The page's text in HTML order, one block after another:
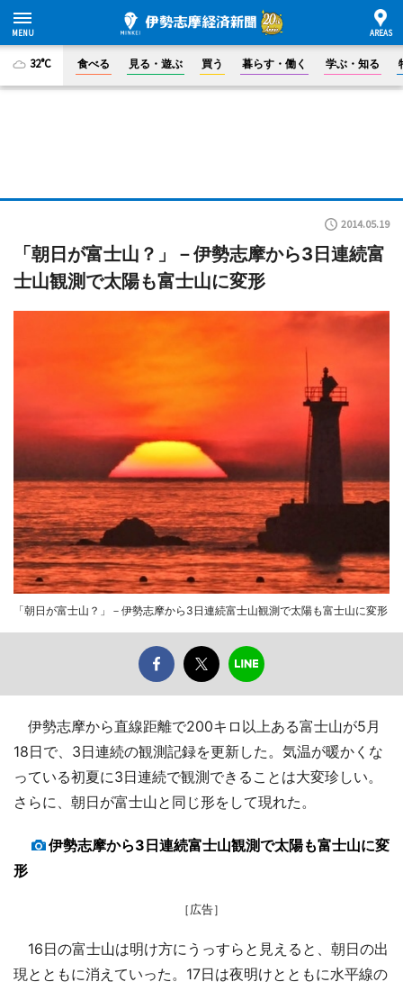
32°C 食べる 見る・遊ぶ 買う 暮らす・働く 学ぶ・知る
2014.05.19
「朝日が富士山？」－伊勢志摩から3日連続富
士山観測で太陽も富士山に変形
「朝日が富士山？」－伊勢志摩から3日連続富士山観測で太陽も富士山に変形
伊勢志摩から直線距離で200キロ以上ある富士山が5月
18日で、3日連続の観測記録を更新した。気温が暖かくな
っている初夏に3日連続で観測できることは大変珍しい。
さらに、朝日が富士山と同じ形をして現れた。
伊勢志摩から3日連続富士山観測で太陽も富士山に変
形
［広告］
16日の富士山は明け方にうっすらと見えると、朝日の出
現とともに消えていった。17日は夜明けとともに水平線の